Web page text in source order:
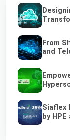
From
and
Siaflex
by